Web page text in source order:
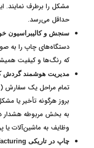
مشکل را برطرف نمایند.
حداقل می‌رسد.
سنجش و کالیبراسیون
دستگاه‌های چاپ را به
که رنگ‌ها و کیفیت
مدیریت هوشمند گردش
تمام مراحل یک سفارش
بروز هرگونه تأخیر یا
به بخش مربوطه
وظایف به ماشین‌آلات یا
چاپ در تاریکی